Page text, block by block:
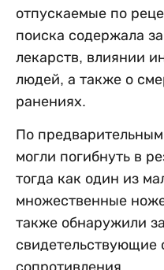
отпускаемые по
поиска содержала
лекарств, влиянии
людей, а также о
ранениях.
По
могли погибнуть в
тогда как один из
множественные
также обнаружили
свидетельствующие
сопротивления.